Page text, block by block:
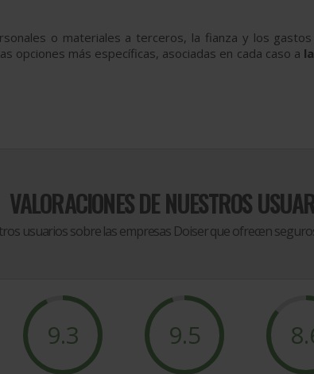
o materiales a terceros, la fianza y los
opciones más específicas, asociadas en cada caso a
VALORACIONES DE NUESTROS
usuarios sobre las empresas Doiser que ofrecen
9.3 9.5